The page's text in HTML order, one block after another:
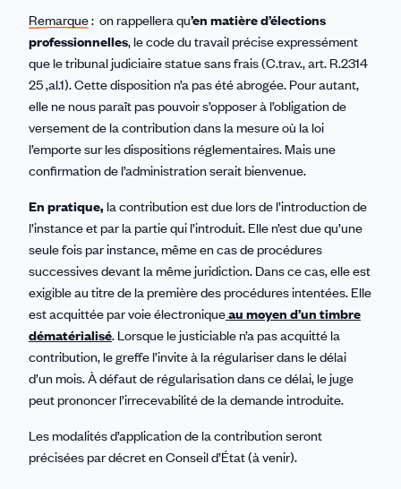
Remarque: on rappellera qu’en matière d’élections
professionnelles, le code du travail précise expressément
que le tribunal judiciaire statue sans frais (C.trav., art. R.2314
25 ,al.1). Cette disposition n’a pas été abrogée. Pour autant,
elle ne nous paraît pas pouvoir s’opposer à l’obligation de
versement de la contribution dans la mesure où la loi
l’emporte sur les dispositions réglementaires. Mais une
confirmation de l’administration serait bienvenue.
En pratique, la contribution est due lors de l’introduction de
l’instance et par la partie qui l’introduit. Elle n’est due qu’une
seule fois par instance, même en cas de procédures
successives devant la même juridiction. Dans ce cas, elle est
exigible au titre de la première des procédures intentées. Elle
est acquittée par voie électroniqueau moyen d’un timbre
dématérialisé. Lorsque le justiciable n’a pas acquitté la
contribution, le greffe l’invite à la régulariser dans le délai
d’un mois. À défaut de régularisation dans ce délai, le juge
peut prononcer l’irrecevabilité de la demande introduite.
Les modalités d’application de la contribution seront
précisées par décret en Conseil d’État (à venir).